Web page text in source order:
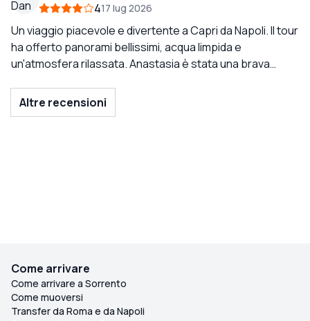
417 lug 2026
Un viaggio piacevole e divertente a Capri da Napoli. Il tour
ha offerto panorami bellissimi, acqua limpida e
un'atmosfera rilassata. Anastasia è stata una brava
tutti a proprio agio durante il viaggio. Anche il servizio a
bordo è stato buono. Il prezzo è un po' alto e
Altre recensioni
Come arrivare
Come arrivare a Sorrento
Come muoversi
Transfer da Roma e da Napoli